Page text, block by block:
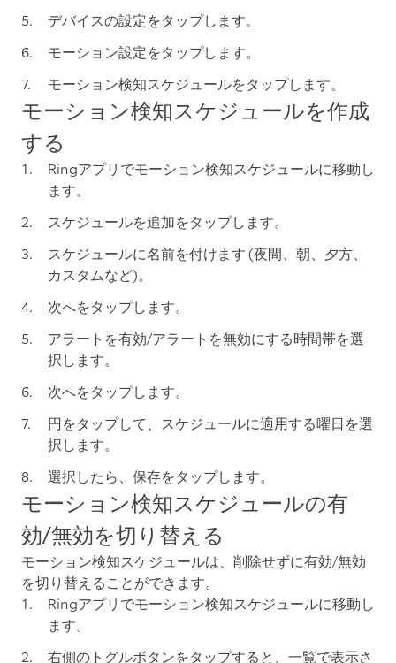
デバイスの設定をタップします。
モーション設定をタップします。
モーション検知スケジュールをタップします。
モーション検知スケジュールを作成
する
Ringアプリでモーション検知スケジュールに移動し
ます。
スケジュールを追加をタップします。
スケジュールに名前を付けます (夜間、朝、夕方、
カスタムなど)。
次へをタップします。
アラートを有効/アラートを無効にする時間帯を選
択します。
次へをタップします。
円をタップして、スケジュールに適用する曜日を選
択します。
選択したら、 保存をタップします。
モーション検知スケジュールの有
効/無効を切り替える
モーション検知スケジュールは、削除せずに有効/無効
を切り替えることができます。
Ringアプリでモーション検知スケジュールに移動し
ます。
右側のトグルボタンをタップすると、一覧で表示さ